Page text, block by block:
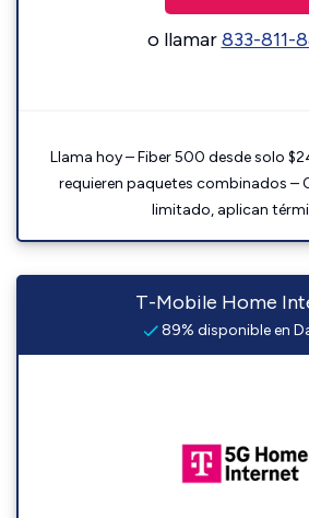
o llamar833-811-
Llama hoy – Fiber 500 desde solo
requieren paquetes combinados –
limitado, aplican
T-Mobile Home
89% disponible en